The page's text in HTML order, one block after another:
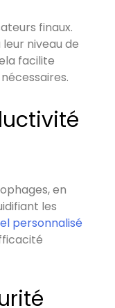
finaux.
niveau de
facilite
en
les
personnalisé